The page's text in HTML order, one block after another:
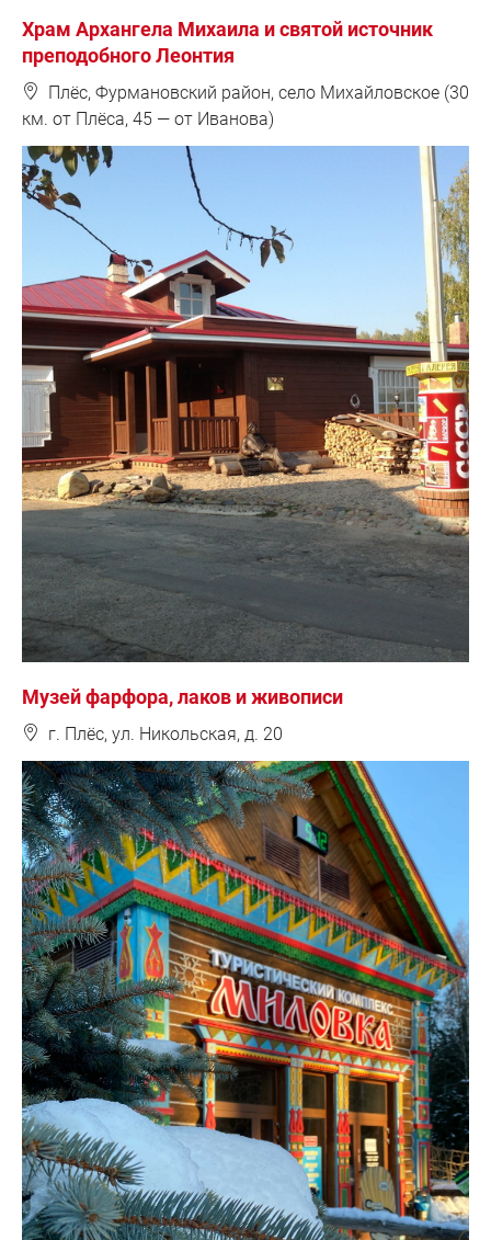
Храм Архангела Михаила и святой источник
преподобного Леонтия
❽ Плёс, Фурмановский район, село Михайловское (30
км. от Плёса, 45 — от Иванова)
Музей фарфора, лаков и живописи
❽ г. Плёс, ул. Никольская, д. 20